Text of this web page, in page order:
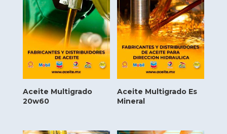
Aceite Multigrado
20w60
Aceite Multigrado Es
Mineral